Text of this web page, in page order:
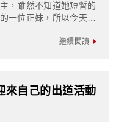
，雖然不知道她短暫的
一位正妹，所以今天特
繼續閱讀
來自己的出道活動